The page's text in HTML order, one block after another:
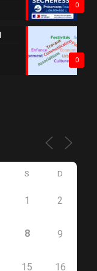
0
0
S D
1 2
8 9
15 16